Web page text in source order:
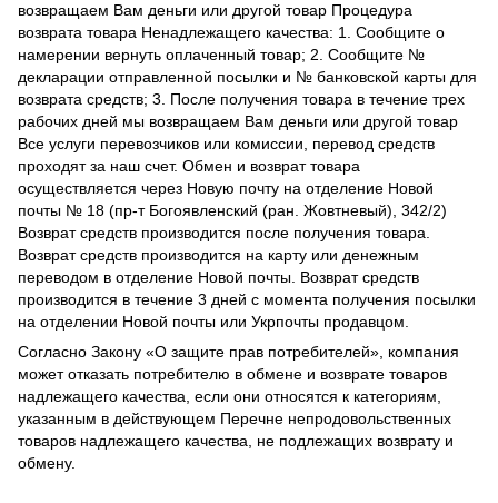
возвращаем Вам деньги или другой товар Процедура
возврата товара Ненадлежащего качества: 1. Сообщите о
намерении вернуть оплаченный товар; 2. Сообщите №
декларации отправленной посылки и № банковской карты для
возврата средств; 3. После получения товара в течение трех
рабочих дней мы возвращаем Вам деньги или другой товар
Все услуги перевозчиков или комиссии, перевод средств
проходят за наш счет. Обмен и возврат товара
осуществляется через Новую почту на отделение Новой
почты № 18 (пр-т Богоявленский (ран. Жовтневый), 342/2)
Возврат средств производится после получения товара.
Возврат средств производится на карту или денежным
переводом в отделение Новой почты. Возврат средств
производится в течение 3 дней с момента получения посылки
на отделении Новой почты или Укрпочты продавцом.
Согласно Закону «О защите прав потребителей», компания
может отказать потребителю в обмене и возврате товаров
надлежащего качества, если они относятся к категориям,
указанным в действующем Перечне непродовольственных
товаров надлежащего качества, не подлежащих возврату и
обмену.